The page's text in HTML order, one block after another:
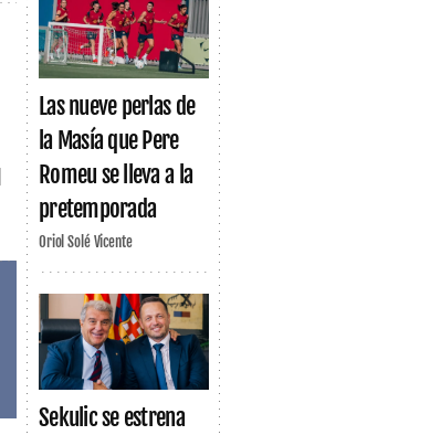
Las nueve perlas de
la Masía que Pere
Romeu se lleva a la
pretemporada
Oriol Solé Vicente
Sekulic se estrena